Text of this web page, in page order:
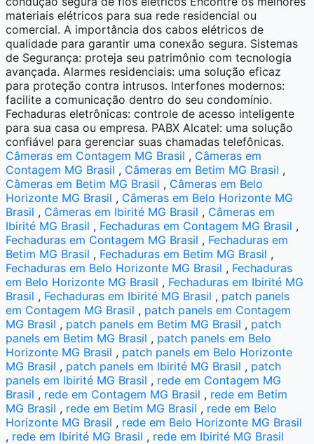
materiais elétricos para sua rede residencial ou
comercial. A importância dos cabos elétricos de
qualidade para garantir uma conexão segura. Sistemas
de Segurança: proteja seu patrimônio com tecnologia
avançada. Alarmes residenciais: uma solução eficaz
para proteção contra intrusos. Interfones modernos:
facilite a comunicação dentro do seu condomínio.
Fechaduras eletrônicas: controle de acesso inteligente
para sua casa ou empresa. PABX Alcatel: uma solução
confiável para gerenciar suas chamadas telefônicas.
Câmeras em Contagem MG Brasil , Câmeras em
Contagem MG Brasil , Câmeras em Betim MG Brasil ,
Câmeras em Betim MG Brasil , Câmeras em Belo
Horizonte MG Brasil , Câmeras em Belo Horizonte MG
Brasil , Câmeras em Ibirité MG Brasil , Câmeras em
Ibirité MG Brasil , Fechaduras em Contagem MG Brasil ,
Fechaduras em Contagem MG Brasil , Fechaduras em
Betim MG Brasil , Fechaduras em Betim MG Brasil ,
Fechaduras em Belo Horizonte MG Brasil , Fechaduras
em Belo Horizonte MG Brasil , Fechaduras em Ibirité MG
Brasil , Fechaduras em Ibirité MG Brasil , patch panels
em Contagem MG Brasil , patch panels em Contagem
MG Brasil , patch panels em Betim MG Brasil , patch
panels em Betim MG Brasil , patch panels em Belo
Horizonte MG Brasil , patch panels em Belo Horizonte
MG Brasil , patch panels em Ibirité MG Brasil , patch
panels em Ibirité MG Brasil , rede em Contagem MG
Brasil , rede em Contagem MG Brasil , rede em Betim
MG Brasil , rede em Betim MG Brasil , rede em Belo
Horizonte MG Brasil , rede em Belo Horizonte MG Brasil
, rede em Ibirité MG Brasil , rede em Ibirité MG Brasil